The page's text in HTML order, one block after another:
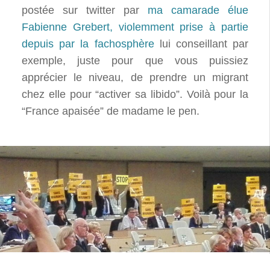
postée sur twitter par ma camarade élue
Fabienne Grebert, violemment prise à partie
depuis par la fachosphèrelui conseillant par
exemple, juste pour que vous puissiez
apprécier le niveau, de prendre un migrant
chez elle pour “activer sa libido”. Voilà pour la
“France apaisée” de madame le pen.